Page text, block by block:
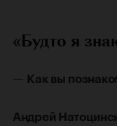
«Будто я
— Как вы
Андрей